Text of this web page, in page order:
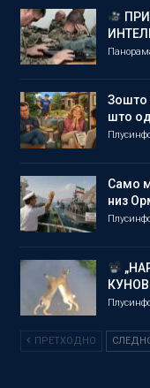
Зошто
што
Само
низ
ПРЕТХОДНО